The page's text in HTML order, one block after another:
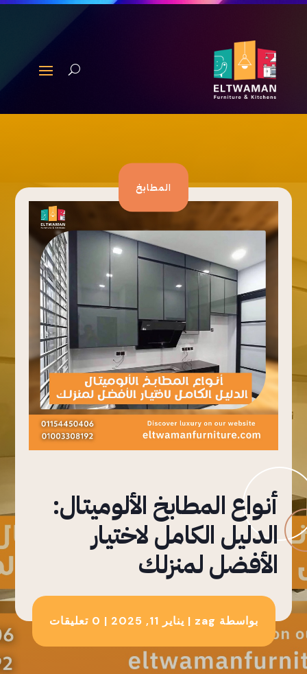
المطابخ
أنواع المطابخ الألوميتال:
الدليل الكامل لاختيار
الأفضل لمنزلك
بواسطة zag
|يناير 11, 2025 | 0 تعليقات